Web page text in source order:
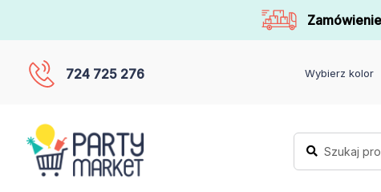
724 725 276 Wybierz kolor
Szukaj:
Szukaj